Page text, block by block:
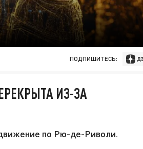
ПОДПИШИТЕСЬ:
ИЗ-ЗА
по Рю-де-Риволи.